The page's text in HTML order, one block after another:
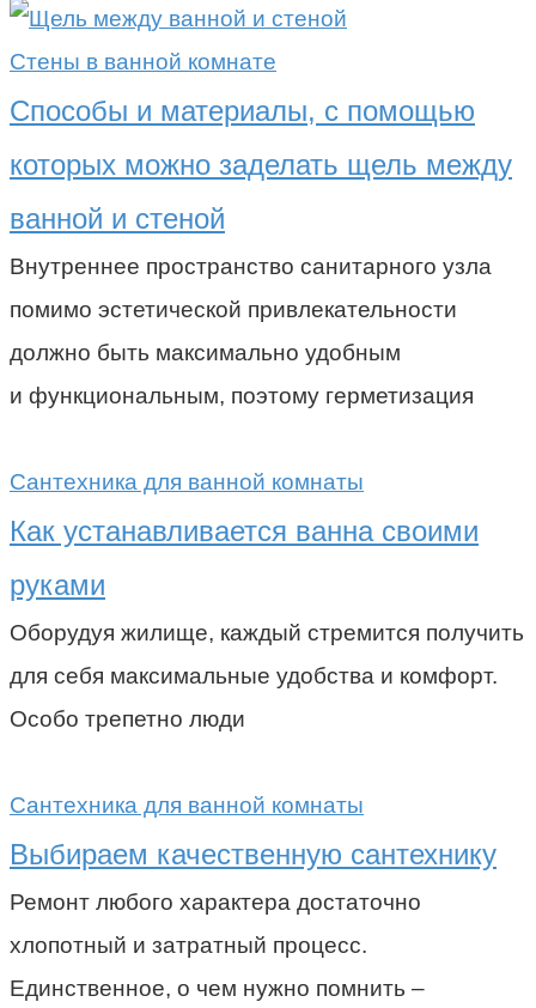
Стены в ванной комнате
Способы и материалы, с помощью
которых можно заделать щель между
ванной и стеной
Внутреннее пространство санитарного узла
помимо эстетической привлекательности
должно быть максимально удобным
и функциональным, поэтому герметизация
Сантехника для ванной комнаты
Как устанавливается ванна своими
руками
Оборудуя жилище, каждый стремится получить
для себя максимальные удобства и комфорт.
Особо трепетно люди
Сантехника для ванной комнаты
Выбираем качественную сантехнику
Ремонт любого характера достаточно
хлопотный и затратный процесс.
Единственное, о чем нужно помнить –